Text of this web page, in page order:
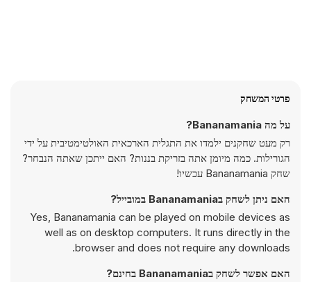
פרטי המשחק
על מה Bananamania?
רק מעט שחקנים ילמדו את התגלית הארכאית האולטימטיבית על ידי
הגורילות. כמה מיומן אתה בזריקת בננות? האם ייתכן שאתה הנבחר?
שחק Bananamania עכשיו!
האם ניתן לשחק בBananamania במובייל?
Yes, Bananamania can be played on mobile devices as
well as on desktop computers. It runs directly in the
browser and does not require any downloads.
האם אפשר לשחק בBananamania בחינם?